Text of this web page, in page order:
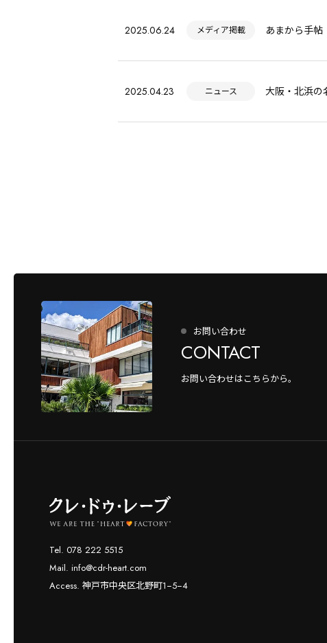
2025.06.24 メディア掲載 あまから手帖
2025.04.23 ニュース 大阪・北浜の
お問い合わせ
CONTACT
お問い合わせはこちらから。
Tel. 078 222 5515
Mail. info@cdr-heart.com
Access. 神戸市中央区北野町1−5−4